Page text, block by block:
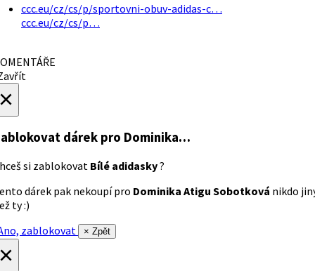
ccc.eu/cz/cs/p/sportovni-obuv-adidas-c…
ccc.eu/cz/cs/p…
dárek pro Dominika…
si zablokovat Bílé adidasky?
dárek pak nekoupí pro Dominika Atigu Sobotková nikdo
ty :)
zablokovat
× Zpět